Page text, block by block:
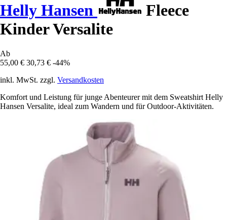
Helly Hansen
Fleece
Kinder Versalite
Ab
55,00 € 30,73 € -44%
inkl. MwSt. zzgl. Versandkosten
Komfort und Leistung für junge Abenteurer mit dem Sweatshirt Helly
Hansen Versalite, ideal zum Wandern und für Outdoor-Aktivitäten.